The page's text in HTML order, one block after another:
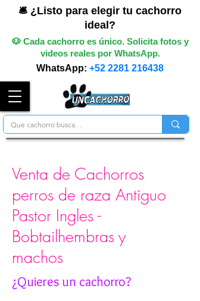
🛎️ ¿Listo para elegir tu cachorro
ideal?
🐶 Cada cachorro es único. Solicita fotos y
videos reales por WhatsApp.
WhatsApp: +52 2281 216438
Venta de Cachorros
perros de raza Antiguo
Pastor Ingles -
Bobtailhembras y
machos
¿Quieres un cachorro?